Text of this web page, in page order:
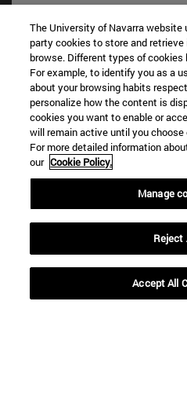
Accesos directos
Biblioteca(abre en nueva
Mi correo(abre en nueva
Aula virtual ADI(abre en
Búsqueda de personas
Trabaja con nosotros
TFNO +34 948 42 56 00
¿QUÉ GRADO TE INTERESA?
¿QUÉ MÁSTER TE INTERESA?
The University of Navarra website
party cookies to store and
browse. Different types of cookies
For example, to identify you as a
about your browsing habits
personalize how the content is
cookies you want to enable or
will remain active until you
For more detailed information
our Cookie Policy.
Manage
Reject
Accept All